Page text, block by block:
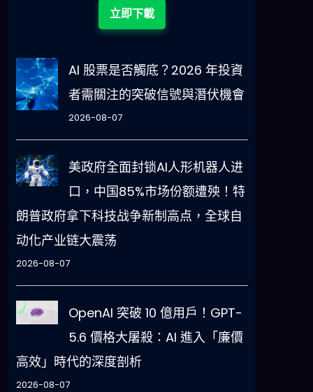
AI 股票是否觸底？2026 年投資
者需關注的突破信號與潛伏機會
2026-08-07
美政府全面封锁AI人形机器人进
口，中国85%市场份额遭殃！特
朗普政府拿下科技战争新制高点，全球自
动化产业链大震荡
2026-08-07
OpenAI 突破 10 億用戶！GPT-
5.6 價格大屠殺：AI 進入「廉價
高效」時代的深度剖析
2026-08-07